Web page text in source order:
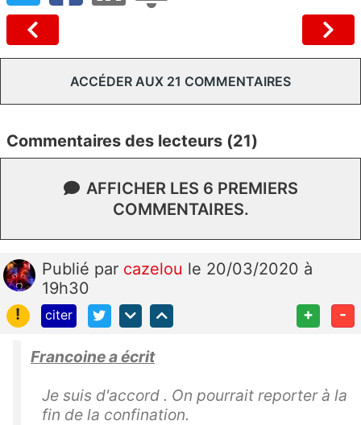
ACCÉDER AUX 21 COMMENTAIRES
Commentaires des lecteurs (21)
AFFICHER LES 6 PREMIERS
COMMENTAIRES.
Publié par cazelou le 20/03/2020 à
19h30
!
citer + -
Francoine a écrit
Je suis d'accord . On pourrait reporter à la
fin de la confination.